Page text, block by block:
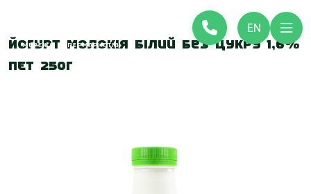
EN
Йогурт Молокія білий без цукру 1,6%
ПЕТ 250г